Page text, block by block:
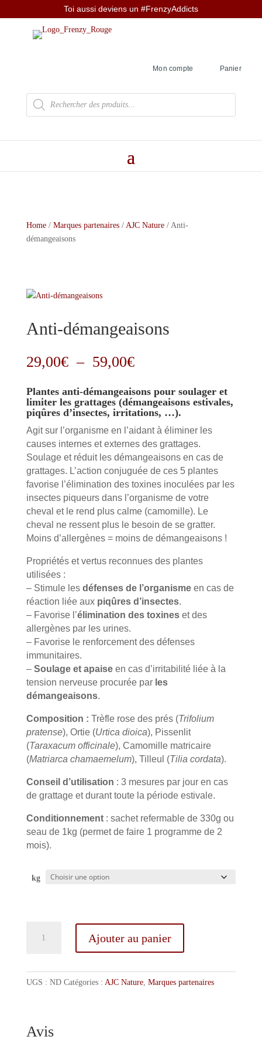
Toi aussi deviens un #FrenzyAddicts
Mon compte Panier
Recherche
produits
Home/ Marques partenaires/ AJC Nature/ Anti-
démangeaisons
Anti-démangeaisons
29,00€ – 59,00€Plage
prix :
29,00€
à
59,00€
Plantes anti-démangeaisons pour soulager et
limiter les grattages (démangeaisons estivales,
piqûres d’insectes, irritations, …).
Agit sur l’organisme en l’aidant à éliminer les
causes internes et externes des grattages.
Soulage et réduit les démangeaisons en cas de
grattages. L’action conjuguée de ces 5 plantes
favorise l’élimination des toxines inoculées par les
insectes piqueurs dans l’organisme de votre
cheval et le rend plus calme (camomille). Le
cheval ne ressent plus le besoin de se gratter.
Moins d’allergènes = moins de démangeaisons !
Propriétés et vertus reconnues des plantes
utilisées :
– Stimule les défenses de l’organismeen cas de
réaction liée aux piqûres d’insectes.
– Favorise l’élimination des toxineset des
allergènes par les urines.
– Favorise le renforcement des défenses
immunitaires.
– Soulage et apaiseen cas d’irritabilité liée à la
tension nerveuse procurée par les
démangeaisons.
Composition : Trèfle rose des prés (Trifolium
pratense), Ortie (Urtica dioica), Pissenlit
(Taraxacum officinale), Camomille matricaire
(Matriarca chamaemelum), Tilleul (Tilia cordata).
Conseil d’utilisation : 3 mesures par jour en cas
de grattage et durant toute la période estivale.
Conditionnement: sachet refermable de 330g ou
seau de 1kg (permet de faire 1 programme de 2
mois).
kg
Ajouter au panier
UGS : ND Catégories : AJC Nature, Marques partenaires
Avis